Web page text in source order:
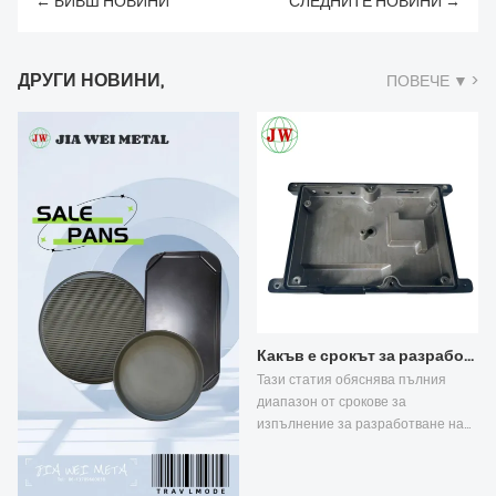
ДРУГИ НОВИНИ, ПОВЕЧЕ ▼ >
Какъв е срокът за разработване на нови инструменти за леене под налягане?
Тази статия обяснява пълния
диапазон от срокове за
изпълнение за разработване на